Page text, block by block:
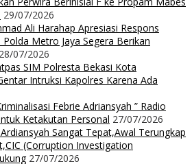
29/07/2026
Ali Harahap Apresiasi Respons
Metro Jaya Segera Berikan
28/07/2026
SIM Polresta Bekasi Kota
Intruksi Kapolres Karena Ada
Febrie Adriansyah ” Radio
Ketakutan Personal 27/07/2026
Sangat Tepat,Awal Terungkap
(Corruption Investigation
27/07/2026